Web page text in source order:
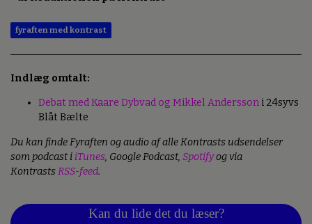
fyraften med kontrast
Indlæg omtalt:
Debat med Kaare Dybvad og Mikkel Andersson i 24syvs
Blåt Bælte
Du kan finde Fyraften og audio af alle Kontrasts udsendelser
som podcast i iTunes, Google Podcast, Spotifyog via
KontrastsRSS-feed.
Kan du lide det du læser?